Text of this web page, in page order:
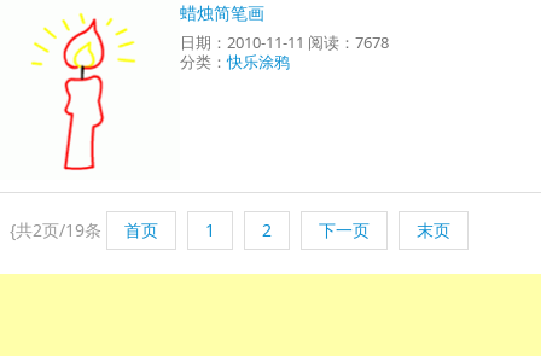
蜡烛简笔画
日期：2010-11-11 阅读：7678
分类：快乐涂鸦
{共2页/19条 首页 1 2 下一页 末页